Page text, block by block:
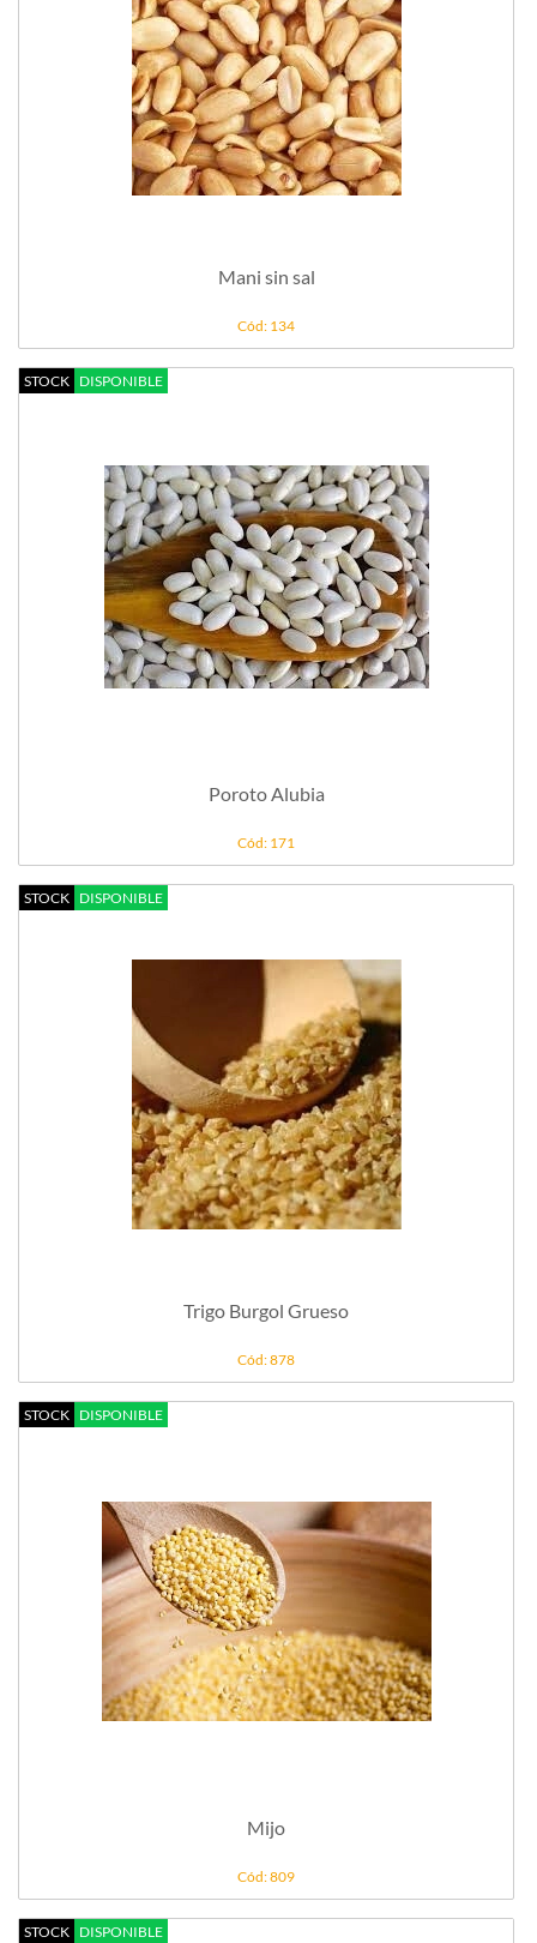
Mani sin sal
Cód: 134
STOCK DISPONIBLE
Poroto Alubia
Cód: 171
STOCK DISPONIBLE
Trigo Burgol Grueso
Cód: 878
STOCK DISPONIBLE
Mijo
Cód: 809
STOCK DISPONIBLE